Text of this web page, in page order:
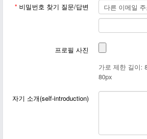
* 비밀번호 찾기 질문/답변
프로필 사진
가로 제한 길이:
80px
자기 소개(self-introduction)